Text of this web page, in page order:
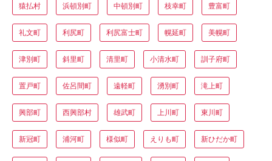
猿払村 浜頓別町 中頓別町 枝幸町 豊富町
礼文町 利尻町 利尻富士町 幌延町 美幌町
津別町 斜里町 清里町 小清水町 訓子府町
置戸町 佐呂間町 遠軽町 湧別町 滝上町
興部町 西興部村 雄武町 上川町 東川町
新冠町 浦河町 様似町 えりも町 新ひだか町